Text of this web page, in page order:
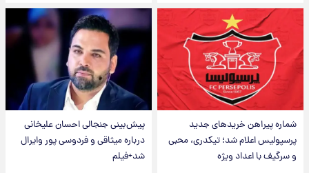
شماره پیراهن خریدهای جدید
پرسپولیس اعلام شد؛ تیکدری، محبی
و سرگیف با اعداد ویژه
پیش‌بینی جنجالی احسان علیخانی
درباره میثاقی و فردوسی پور وایرال
شد+فیلم